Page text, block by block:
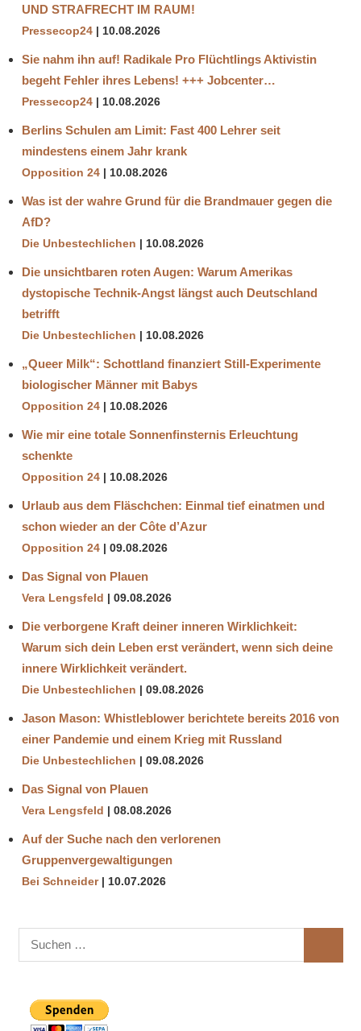
UND STRAFRECHT IM RAUM!
Pressecop24 10.08.2026
Sie nahm ihn auf! Radikale Pro Flüchtlings Aktivistin
begeht Fehler ihres Lebens! +++ Jobcenter…
Pressecop24 10.08.2026
Berlins Schulen am Limit: Fast 400 Lehrer seit
mindestens einem Jahr krank
Opposition 24 10.08.2026
Was ist der wahre Grund für die Brandmauer gegen die
AfD?
Die Unbestechlichen 10.08.2026
Die unsichtbaren roten Augen: Warum Amerikas
dystopische Technik-Angst längst auch Deutschland
betrifft
Die Unbestechlichen 10.08.2026
„Queer Milk“: Schottland finanziert Still-Experimente
biologischer Männer mit Babys
Opposition 24 10.08.2026
Wie mir eine totale Sonnenfinsternis Erleuchtung
schenkte
Opposition 24 10.08.2026
Urlaub aus dem Fläschchen: Einmal tief einatmen und
schon wieder an der Côte d’Azur
Opposition 24 09.08.2026
Das Signal von Plauen
Vera Lengsfeld 09.08.2026
Die verborgene Kraft deiner inneren Wirklichkeit:
Warum sich dein Leben erst verändert, wenn sich deine
innere Wirklichkeit verändert.
Die Unbestechlichen 09.08.2026
Jason Mason: Whistleblower berichtete bereits 2016 von
einer Pandemie und einem Krieg mit Russland
Die Unbestechlichen 09.08.2026
Das Signal von Plauen
Vera Lengsfeld 08.08.2026
Auf der Suche nach den verlorenen
Gruppenvergewaltigungen
Bei Schneider 10.07.2026
Suchen
nach: